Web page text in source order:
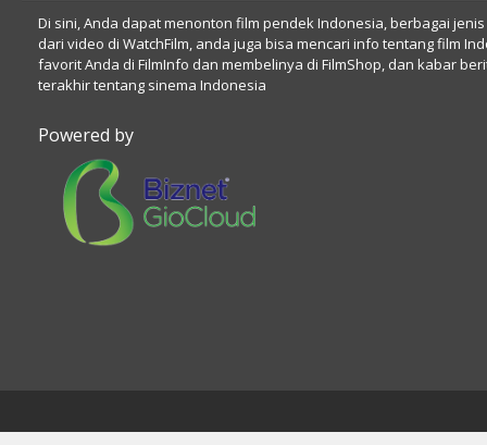
Di sini, Anda dapat menonton film pendek Indonesia, berbagai
dari video di WatchFilm, anda juga bisa mencari info tentang film
favorit Anda di FilmInfo dan membelinya di FilmShop, dan kabar
terakhir tentang sinema Indonesia
Powered by